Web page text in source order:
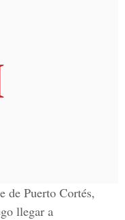
de Puerto Cortés,
llegar a